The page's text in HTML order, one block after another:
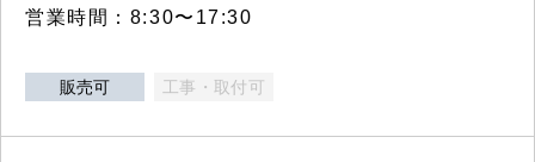
営業時間：8:30〜17:30
販売可 工事・取付可